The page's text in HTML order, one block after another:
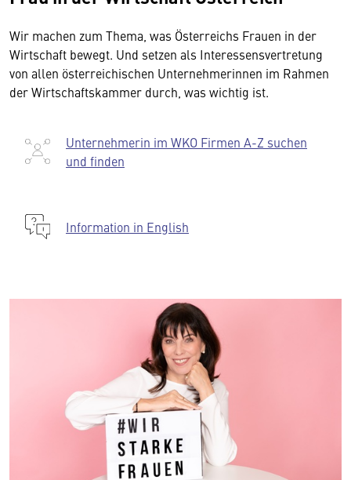
Wir machen zum Thema, was Österreichs Frauen in der
Wirtschaft bewegt. Und setzen als Interessensvertretung
von allen österreichischen Unternehmerinnen im Rahmen
der Wirtschaftskammer durch, was wichtig ist.
Unternehmerin im WKO Firmen A-Z suchen
und finden
Information in English